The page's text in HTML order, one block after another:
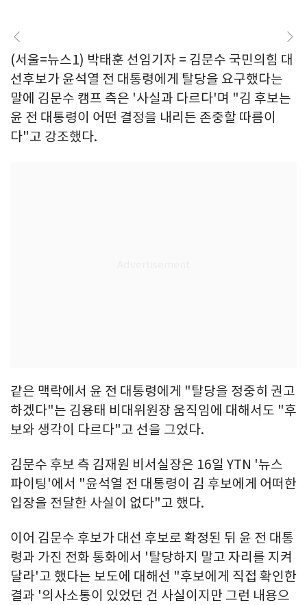
(서울=뉴스1) 박태훈 선임기자 = 김문수 국민의힘 대
선후보가 윤석열 전 대통령에게 탈당을 요구했다는
말에 김문수 캠프 측은 '사실과 다르다'며 "김 후보는
윤 전 대통령이 어떤 결정을 내리든 존중할 따름이
다"고 강조했다.
같은 맥락에서 윤 전 대통령에게 "탈당을 정중히 권고
하겠다"는 김용태 비대위원장 움직임에 대해서도 "후
보와 생각이 다르다"고 선을 그었다.
김문수 후보 측 김재원 비서실장은 16일 YTN '뉴스
파이팅'에서 "윤석열 전 대통령이 김 후보에게 어떠한
입장을 전달한 사실이 없다"고 했다.
이어 김문수 후보가 대선 후보로 확정된 뒤 윤 전 대통
령과 가진 전화 통화에서 '탈당하지 말고 자리를 지켜
달라'고 했다는 보도에 대해선 "후보에게 직접 확인한
결과 '의사소통이 있었던 건 사실이지만 그런 내용으